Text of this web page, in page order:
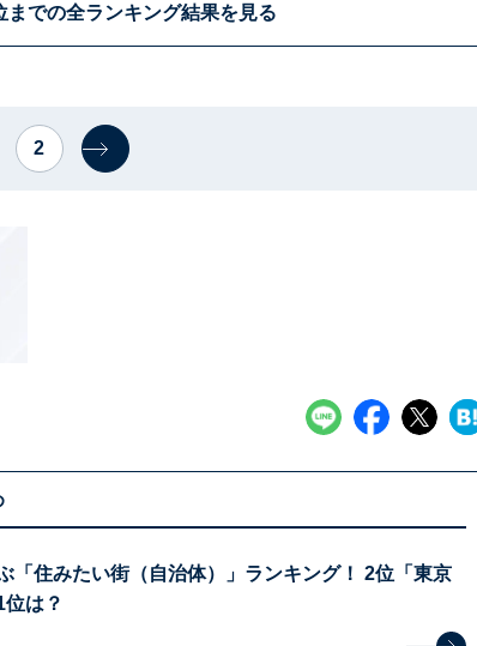
までの全ランキング結果を見る
2
「住みたい街（自治体）」ランキング！ 2位「東京
は？